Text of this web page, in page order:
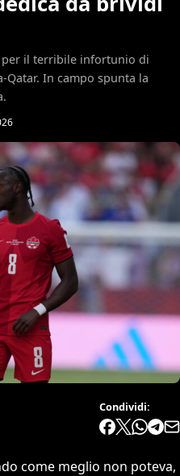
per il terribile infortunio di
Qatar. In campo spunta la
Condividi:
come meglio non poteva,